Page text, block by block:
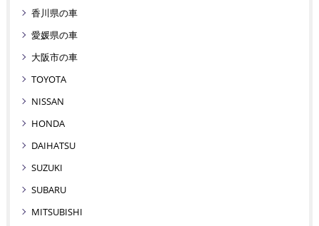
香川県の車
愛媛県の車
大阪市の車
TOYOTA
NISSAN
HONDA
DAIHATSU
SUZUKI
SUBARU
MITSUBISHI